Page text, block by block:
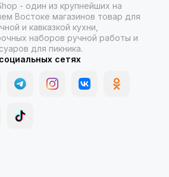
- один из крупнейших на
Востоке магазинов товар для
и кавказкой кухни,
наборов ручной работы и
для пикника.
сетях